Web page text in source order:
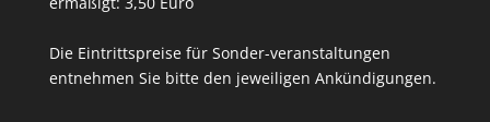
Die Eintrittspreise für Sonder-veranstaltungen
entnehmen Sie bitte den jeweiligen Ankündigungen.